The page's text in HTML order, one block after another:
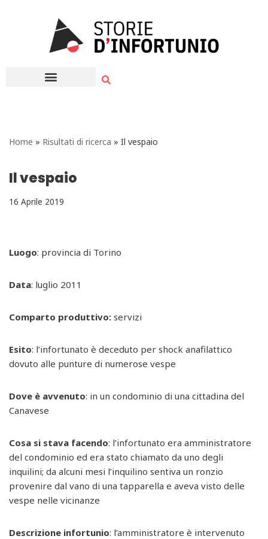
Home » Risultati di ricerca » Il vespaio
Il vespaio
16 Aprile 2019
Luogo: provincia di Torino
Data: luglio 2011
Comparto produttivo: servizi
Esito: l’infortunato è deceduto per shock anafilattico
dovuto alle punture di numerose vespe
Dove è avvenuto: in un condominio di una cittadina del
Canavese
Cosa si stava facendo: l’infortunato era amministratore
del condominio ed era stato chiamato da uno degli
inquilini; da alcuni mesi l’inquilino sentiva un ronzio
provenire dal vano di una tapparella e aveva visto delle
vespe nelle vicinanze
Descrizione infortunio: l’amministratore è intervenuto